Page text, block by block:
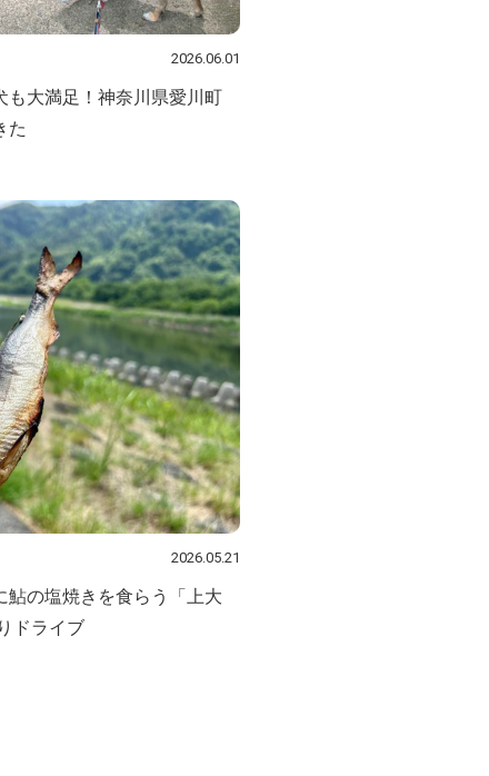
2026.06.01
も大満足！神奈川県愛川町
た
2026.05.21
鮎の塩焼きを食らう「上大
ドライブ